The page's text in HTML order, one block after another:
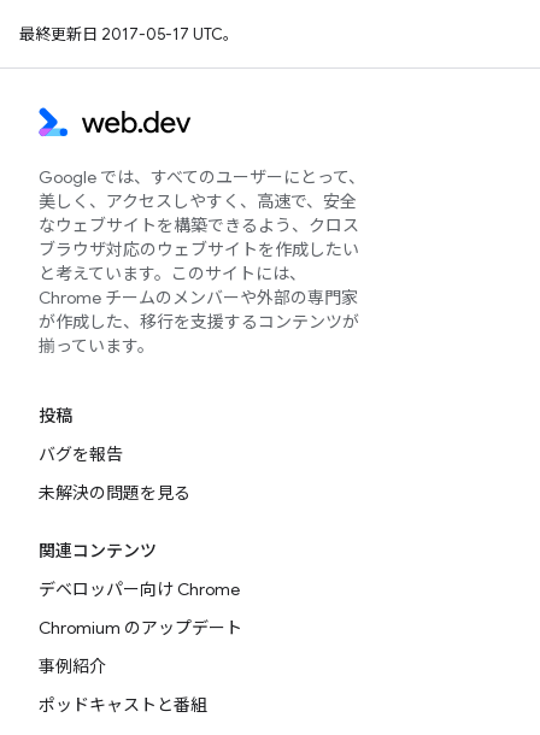
最終更新日 2017-05-17 UTC。
Google では、すべてのユーザーにとって、
美しく、アクセスしやすく、高速で、安全
なウェブサイトを構築できるよう、クロス
ブラウザ対応のウェブサイトを作成したい
と考えています。このサイトには、
Chrome チームのメンバーや外部の専門家
が作成した、移行を支援するコンテンツが
揃っています。
投稿
バグを報告
未解決の問題を見る
関連コンテンツ
デベロッパー向け Chrome
Chromium のアップデート
事例紹介
ポッドキャストと番組